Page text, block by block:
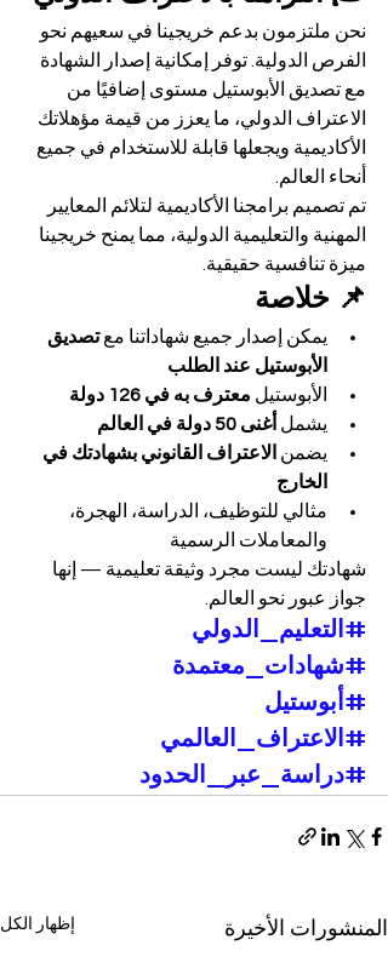
نحن ملتزمون بدعم خريجينا في سعيهم نحو
الفرص الدولية. توفر إمكانية إصدار الشهادة
مع تصديق الأبوستيل مستوى إضافيًا من
الاعتراف الدولي، ما يعزز من قيمة مؤهلاتك
الأكاديمية ويجعلها قابلة للاستخدام في جميع
أنحاء العالم.
تم تصميم برامجنا الأكاديمية لتلائم المعايير
المهنية والتعليمية الدولية، مما يمنح خريجينا
ميزة تنافسية حقيقية.
📌 خلاصة
يمكن إصدار جميع شهاداتنا مع تصديق
الأبوستيل عند الطلب
الأبوستيل معترف به في 126 دولة
يشمل أغنى 50 دولة في العالم
يضمن الاعتراف القانوني بشهادتك في
الخارج
مثالي للتوظيف، الدراسة، الهجرة،
والمعاملات الرسمية
شهادتك ليست مجرد وثيقة تعليمية — إنها
جواز عبور نحو العالم.
#التعليم_الدولي
#شهادات_معتمدة
#أبوستيل
#الاعتراف_العالمي
#دراسة_عبر_الحدود
المنشورات الأخيرة إظهار الكل